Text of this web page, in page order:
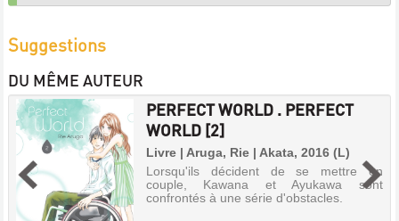
Suggestions
DU MÊME AUTEUR
PERFECT WORLD . PERFECT
WORLD [2]
Livre | Aruga, Rie | Akata, 2016 (L)
Lorsqu'ils décident de se mettre en
couple, Kawana et Ayukawa sont
confrontés à une série d'obstacles.